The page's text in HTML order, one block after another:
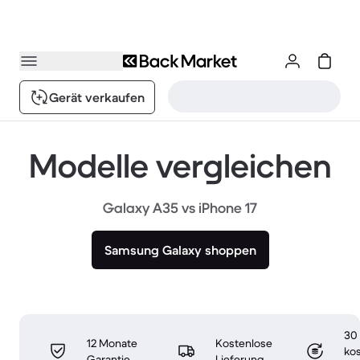
Gerät verkaufen
Modelle vergleichen
Galaxy A35 vs iPhone 17
Samsung Galaxy shoppen
12 Monate
Kostenlose
30